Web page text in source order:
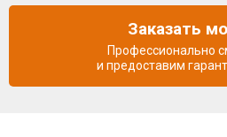
Заказать
Профессионально
и предоставим